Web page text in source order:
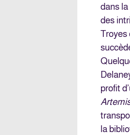
dans
des
Troyes
profit
la